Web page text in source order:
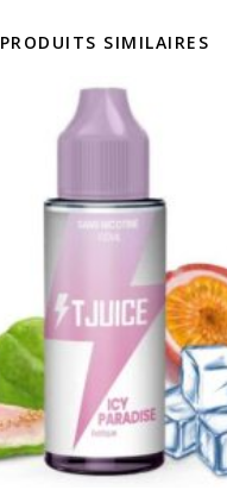
PRODUITS SIMILAIRES